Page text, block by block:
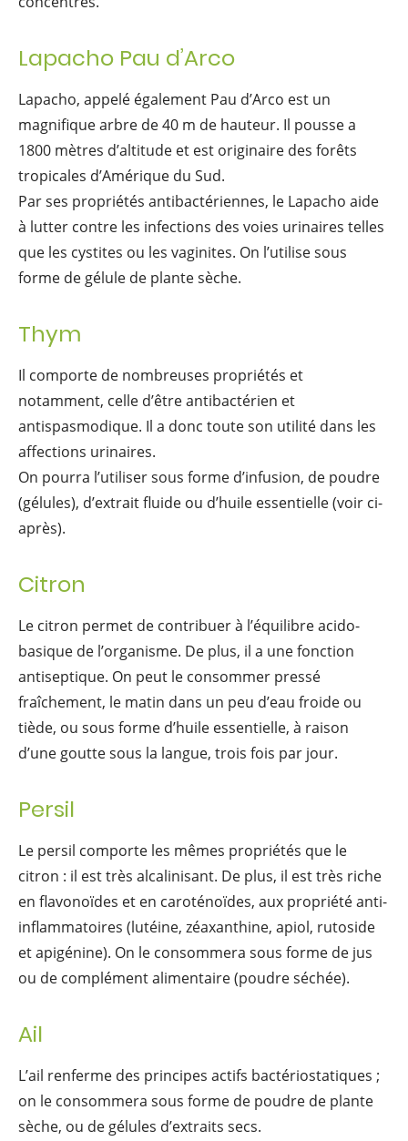
Lapacho Pau d’Arco
Lapacho, appelé également Pau d’Arco est un
magnifique arbre de 40 m de hauteur. Il pousse a
1800 mètres d’altitude et est originaire des forêts
tropicales d’Amérique du Sud.
Par ses propriétés antibactériennes, le Lapacho aide
à lutter contre les infections des voies urinaires telles
que les cystites ou les vaginites. On l’utilise sous
forme de gélule de plante sèche.
Thym
Il comporte de nombreuses propriétés et
notamment, celle d’être antibactérien et
antispasmodique. Il a donc toute son utilité dans les
affections urinaires.
On pourra l’utiliser sous forme d’infusion, de poudre
(gélules), d’extrait fluide ou d’huile essentielle (voir ci-
après).
Citron
Le citron permet de contribuer à l’équilibre acido-
basique de l’organisme. De plus, il a une fonction
antiseptique. On peut le consommer pressé
fraîchement, le matin dans un peu d’eau froide ou
tiède, ou sous forme d’huile essentielle, à raison
d’une goutte sous la langue, trois fois par jour.
Persil
Le persil comporte les mêmes propriétés que le
citron : il est très alcalinisant. De plus, il est très riche
en flavonoïdes et en caroténoïdes, aux propriété anti-
inflammatoires (lutéine, zéaxanthine, apiol, rutoside
et apigénine). On le consommera sous forme de jus
ou de complément alimentaire (poudre séchée).
Ail
L’ail renferme des principes actifs bactériostatiques ;
on le consommera sous forme de poudre de plante
sèche, ou de gélules d’extraits secs.